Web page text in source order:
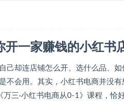
开一家赚钱的小红书
己却连店铺怎么开、选什么品、
不会用。其实，小红书电商并没
万三·小红书电商从0-1》课程，恰